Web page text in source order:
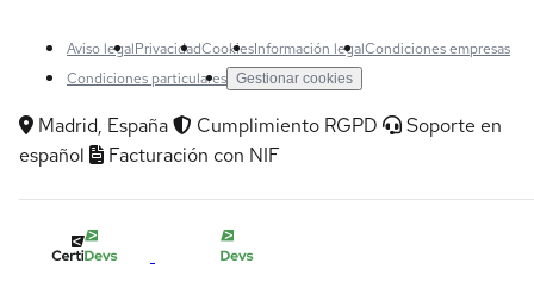
Aviso legalPrivacidadCookiesInformación legalCondiciones empresas
Condiciones particulares Gestionar cookies
Madrid, España Cumplimiento RGPD
Soporte en
español
Facturación con NIF